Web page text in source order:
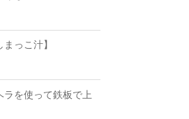
っこ汁】
ラを使って鉄板で上